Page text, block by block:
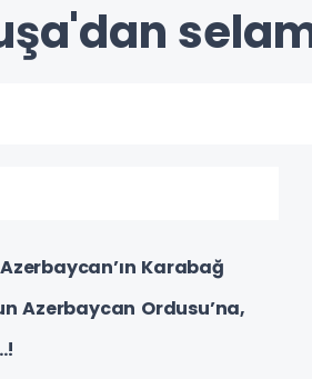
Karabağ
Azerbaycan Ordusu’na,